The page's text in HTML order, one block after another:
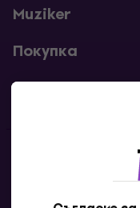
Muziker
Покупка
Полезни